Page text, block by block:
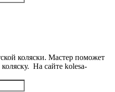
коляски. Мастер поможет
На сайте kolesa-